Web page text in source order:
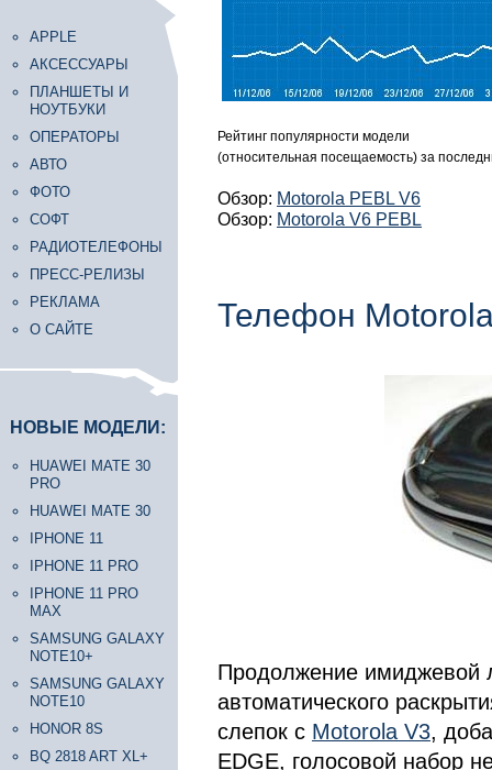
APPLE
АКСЕССУАРЫ
ПЛАНШЕТЫ И
НОУТБУКИ
ОПЕРАТОРЫ
АВТО
ФОТО
СОФТ
РАДИОТЕЛЕФОНЫ
ПРЕСС-РЕЛИЗЫ
РЕКЛАМА
О САЙТЕ
НОВЫЕ МОДЕЛИ:
HUAWEI MATE 30
PRO
HUAWEI MATE 30
IPHONE 11
IPHONE 11 PRO
IPHONE 11 PRO
MAX
SAMSUNG GALAXY
NOTE10+
SAMSUNG GALAXY
NOTE10
HONOR 8S
BQ 2818 ART XL+
Рейтинг популярности модели
(относительная посещаемость) за
Обзор: Motorola PEBL V6
Обзор: Motorola V6 PEBL
Телефон
Продолжение имиджевой
автоматического
слепок с Motorola V3,
EDGE, голосовой набор